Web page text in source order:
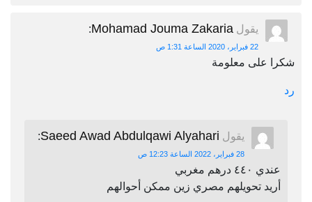
يقول Mohamad Jouma Zakaria
:
22 فبراير، 2020 الساعة 1:31 ص
شكرا على معلومة
رد
يقول Saeed Awad Abdulqawi Alyahari
:
28 فبراير، 2022 الساعة 12:23 ص
عندي ٤٤٠ درهم مغربي
أريد تحويلهم مصري زين ممكن أحوالهم